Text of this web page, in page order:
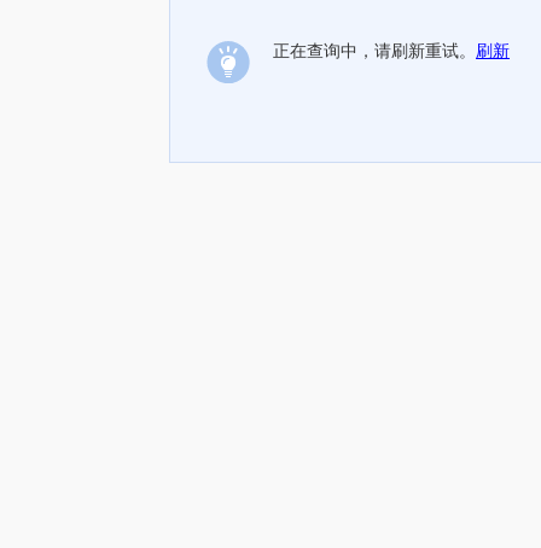
正在查询中，请刷新重试。 刷新